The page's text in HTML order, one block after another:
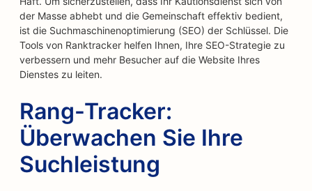
der Masse abhebt und die Gemeinschaft effektiv bedient,
ist die Suchmaschinenoptimierung (SEO) der Schlüssel. Die
Tools von Ranktracker helfen Ihnen, Ihre SEO-Strategie zu
verbessern und mehr Besucher auf die Website Ihres
Dienstes zu leiten.
Rang-Tracker:
Überwachen Sie Ihre
Suchleistung